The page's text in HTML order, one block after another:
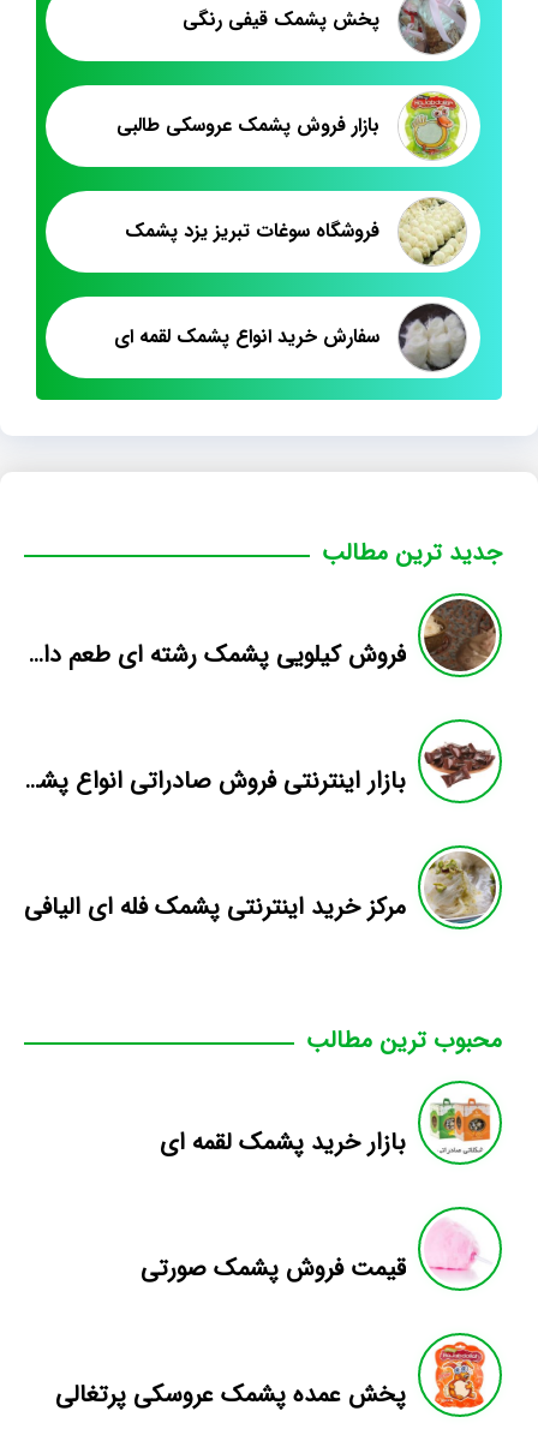
پخش پشمک قیفی رنگی
بازار فروش پشمک عروسکی طالبی
فروشگاه سوغات تبریز یزد پشمک
سفارش خرید انواع پشمک لقمه ای
جدید ترین مطالب
فروش کیلویی پشمک رشته ای طعم دار میوه
بازار اینترنتی فروش صادراتی انواع پشمک الیافی/شکلاتی
مرکز خرید اینترنتی پشمک فله ای الیافی
محبوب ترین مطالب
بازار خرید پشمک لقمه ای
قیمت فروش پشمک صورتی
پخش عمده پشمک عروسکی پرتغالی